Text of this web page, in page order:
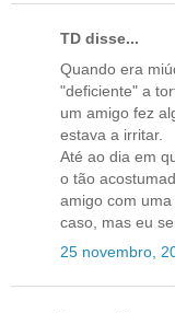
TD disse...
Quando era
"deficiente" a
um amigo fez
estava a irritar.
Até ao dia em
o tão
amigo com
caso, mas eu
25 novembro,